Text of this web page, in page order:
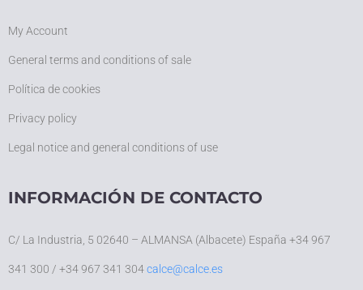
My Account
General terms and conditions of sale
Política de cookies
Privacy policy
Legal notice and general conditions of use
INFORMACIÓN DE CONTACTO
C/ La Industria, 5 02640 – ALMANSA (Albacete) España +34 967
341 300 / +34 967 341 304calce@calce.es